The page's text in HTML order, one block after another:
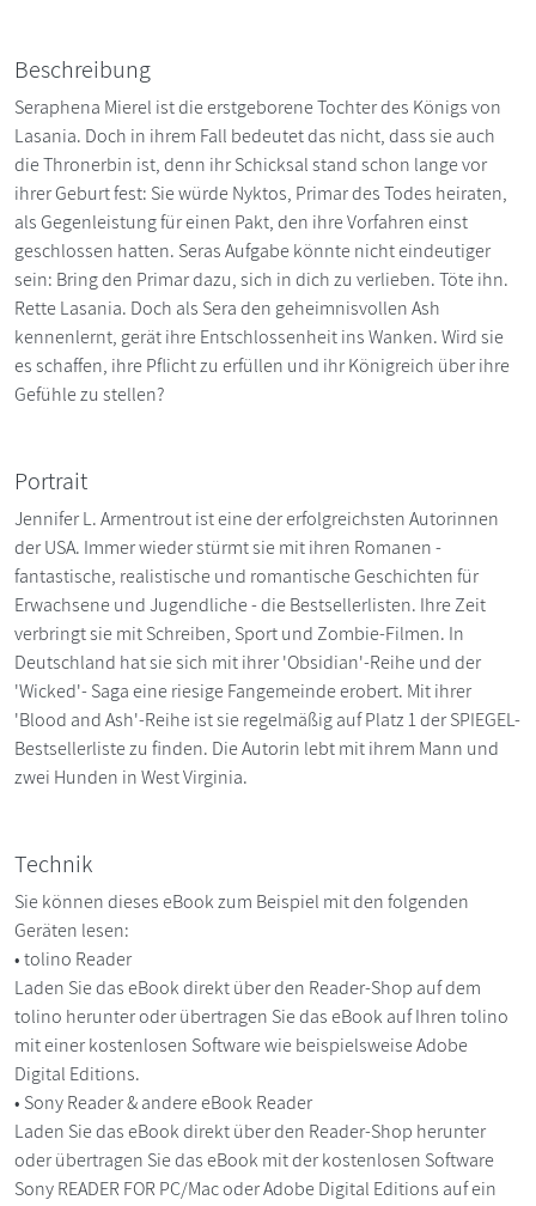
Beschreibung
Seraphena Mierel ist die erstgeborene Tochter des Königs von
Lasania. Doch in ihrem Fall bedeutet das nicht, dass sie auch
die Thronerbin ist, denn ihr Schicksal stand schon lange vor
ihrer Geburt fest: Sie würde Nyktos, Primar des Todes heiraten,
als Gegenleistung für einen Pakt, den ihre Vorfahren einst
geschlossen hatten. Seras Aufgabe könnte nicht eindeutiger
sein: Bring den Primar dazu, sich in dich zu verlieben. Töte ihn.
Rette Lasania. Doch als Sera den geheimnisvollen Ash
kennenlernt, gerät ihre Entschlossenheit ins Wanken. Wird sie
es schaffen, ihre Pflicht zu erfüllen und ihr Königreich über ihre
Gefühle zu stellen?
Portrait
Jennifer L. Armentrout ist eine der erfolgreichsten Autorinnen
der USA. Immer wieder stürmt sie mit ihren Romanen -
fantastische, realistische und romantische Geschichten für
Erwachsene und Jugendliche - die Bestsellerlisten. Ihre Zeit
verbringt sie mit Schreiben, Sport und Zombie-Filmen. In
Deutschland hat sie sich mit ihrer 'Obsidian'-Reihe und der
'Wicked'- Saga eine riesige Fangemeinde erobert. Mit ihrer
'Blood and Ash'-Reihe ist sie regelmäßig auf Platz 1 der SPIEGEL-
Bestsellerliste zu finden. Die Autorin lebt mit ihrem Mann und
zwei Hunden in West Virginia.
Technik
Sie können dieses eBook zum Beispiel mit den folgenden
Geräten lesen:
• tolino Reader
Laden Sie das eBook direkt über den Reader-Shop auf dem
tolino herunter oder übertragen Sie das eBook auf Ihren tolino
mit einer kostenlosen Software wie beispielsweise Adobe
Digital Editions.
• Sony Reader & andere eBook Reader
Laden Sie das eBook direkt über den Reader-Shop herunter
oder übertragen Sie das eBook mit der kostenlosen Software
Sony READER FOR PC/Mac oder Adobe Digital Editions auf ein